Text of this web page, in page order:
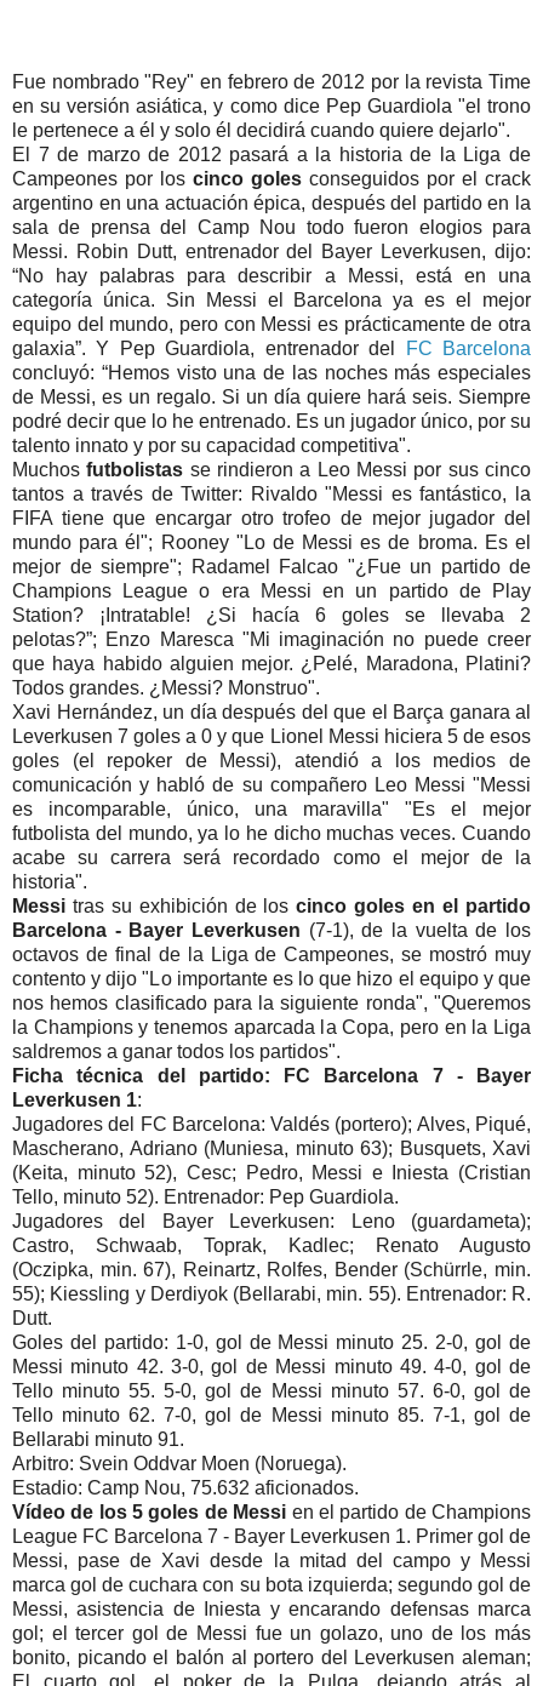
Fue nombrado "Rey" en febrero de 2012 por la revista Time
en su versión asiática, y como dice Pep Guardiola "el trono
le pertenece a él y solo él decidirá cuando quiere dejarlo".
El 7 de marzo de 2012 pasará a la historia de la Liga de
Campeones por los cinco goles conseguidos por el crack
argentino en una actuación épica, después del partido en la
sala de prensa del Camp Nou todo fueron elogios para
Messi. Robin Dutt, entrenador del Bayer Leverkusen, dijo:
“No hay palabras para describir a Messi, está en una
categoría única. Sin Messi el Barcelona ya es el mejor
equipo del mundo, pero con Messi es prácticamente de otra
galaxia”. Y Pep Guardiola, entrenador del
FC Barcelona
concluyó: “Hemos visto una de las noches más especiales
de Messi, es un regalo. Si un día quiere hará seis. Siempre
podré decir que lo he entrenado. Es un jugador único, por su
talento innato y por su capacidad competitiva".
Muchosfutbolistas se rindieron a Leo Messi por sus cinco
tantos a través de Twitter: Rivaldo "Messi es fantástico, la
FIFA tiene que encargar otro trofeo de mejor jugador del
mundo para él"; Rooney "Lo de Messi es de broma. Es el
mejor de siempre"; Radamel Falcao "¿Fue un partido de
Champions League o era Messi en un partido de Play
Station? ¡Intratable! ¿Si hacía 6 goles se llevaba 2
pelotas?”; Enzo Maresca "Mi imaginación no puede creer
que haya habido alguien mejor. ¿Pelé, Maradona, Platini?
Todos grandes. ¿Messi? Monstruo".
Xavi Hernández, un día después del que el Barça ganara al
Leverkusen 7 goles a 0 y que Lionel Messi hiciera 5 de esos
goles (el repoker de Messi), atendió a los medios de
comunicación y habló de su compañero Leo Messi "Messi
es incomparable, único, una maravilla" "Es el mejor
futbolista del mundo, ya lo he dicho muchas veces. Cuando
acabe su carrera será recordado como el mejor de la
historia".
Messi tras su exhibición de loscinco goles en el partido
Barcelona - Bayer Leverkusen (7-1), de la vuelta de los
octavos de final de la Liga de Campeones, se mostró muy
contento y dijo "Lo importante es lo que hizo el equipo y que
nos hemos clasificado para la siguiente ronda", "Queremos
la Champions y tenemos aparcada la Copa, pero en la Liga
saldremos a ganar todos los partidos".
Ficha técnica del partido: FC Barcelona 7 - Bayer
Leverkusen 1:
Jugadores del FC Barcelona: Valdés (portero); Alves, Piqué,
Mascherano, Adriano (Muniesa, minuto 63); Busquets, Xavi
(Keita, minuto 52), Cesc; Pedro, Messi e Iniesta (Cristian
Tello, minuto 52). Entrenador: Pep Guardiola.
Jugadores del Bayer Leverkusen: Leno (guardameta);
Castro, Schwaab, Toprak, Kadlec; Renato Augusto
(Oczipka, min. 67), Reinartz, Rolfes, Bender (Schürrle, min.
55); Kiessling y Derdiyok (Bellarabi, min. 55). Entrenador: R.
Dutt.
Goles del partido: 1-0, gol de Messi minuto 25. 2-0, gol de
Messi minuto 42. 3-0, gol de Messi minuto 49. 4-0, gol de
Tello minuto 55. 5-0, gol de Messi minuto 57. 6-0, gol de
Tello minuto 62. 7-0, gol de Messi minuto 85. 7-1, gol de
Bellarabi minuto 91.
Arbitro: Svein Oddvar Moen (Noruega).
Estadio: Camp Nou, 75.632 aficionados.
Vídeo de los 5 goles de Messi en el partido de Champions
League FC Barcelona 7 - Bayer Leverkusen 1. Primer gol de
Messi, pase de Xavi desde la mitad del campo y Messi
marca gol de cuchara con su bota izquierda; segundo gol de
Messi, asistencia de Iniesta y encarando defensas marca
gol; el tercer gol de Messi fue un golazo, uno de los más
bonito, picando el balón al portero del Leverkusen aleman;